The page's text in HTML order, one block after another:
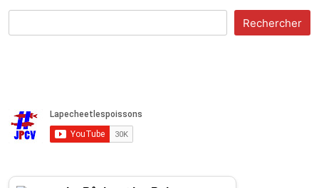
Rechercher